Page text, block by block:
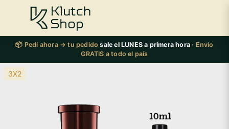
📦 Pedí ahora → tu pedidosale el LUNES a primera hora · Envío
GRATIS a todo el país
3X2